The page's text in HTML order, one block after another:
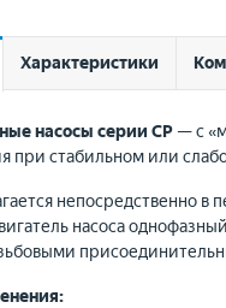
Характеристики
насосы серии CP — с
при стабильном или
непосредственно
насоса